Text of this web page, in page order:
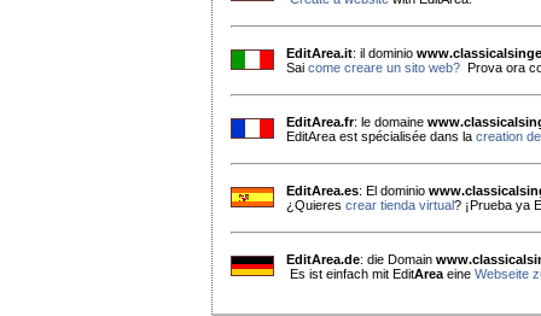
EditArea.it: il dominio
Sai come creare un sito web? Prova ora
EditArea.fr: le domaine
EditArea est spécialisée dans la creation
EditArea.es: El dominio
¿Quieres crear tienda virtual? ¡Prueba ya
EditArea.de: die Domain
Es ist einfach mit EditArea eine Webseite